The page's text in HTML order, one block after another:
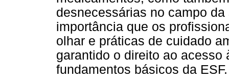
desnecessárias no campo
importância que os
olhar e práticas de cuidado
garantido o direito ao acesso
fundamentos básicos da ESF.